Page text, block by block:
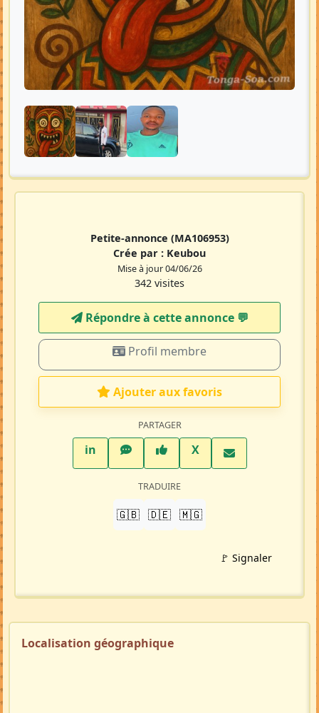
Petite-annonce (MA106953)
Crée par : Keubou
Mise à jour 04/06/26
342 visites
Répondre à cette annonce 💬​
Profil membre
Ajouter aux favoris
PARTAGER
inLinkedInWhatsAppFacebook
XTwitter X
TRADUIRE
🇬🇧 🇩🇪 🇲🇬
🚩 Signaler
Localisation géographique